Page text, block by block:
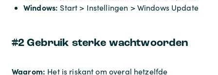
Windows: Start > Instellingen > Windows Update
#2 Gebruik sterke wachtwoorden
Waarom: Het is riskant om overal hetzelfde